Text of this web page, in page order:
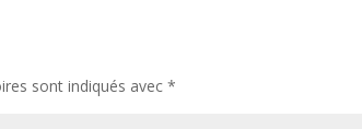
sont indiqués avec*